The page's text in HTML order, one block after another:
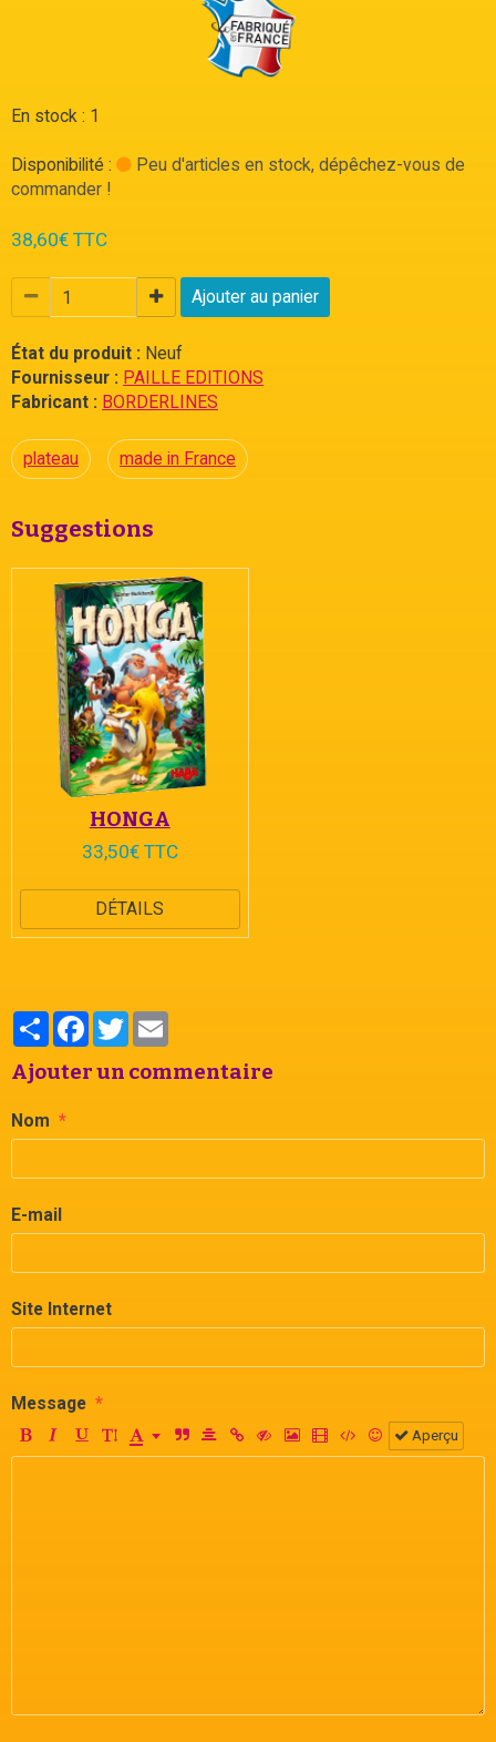
En stock : 1
Disponibilité :
Peu d'articles en stock, dépêchez-vous de
commander !
38,60€ TTC
Ajouter au panier
État du produit : Neuf
Fournisseur : PAILLE EDITIONS
Fabricant : BORDERLINES
plateau made in France
Suggestions
HONGA
33,50€ TTC
DÉTAILS
PartagerFacebook
Twitter
Ajouter un commentaire
Nom
E-mail
Site Internet
Message
Aperçu